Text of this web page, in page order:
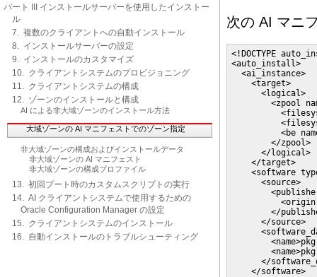
パート III インストールサーバーを使用したインストー
ル
7. 複数のクライアントへの自動インストール
8. インストールサーバーの設定
9. インストールのカスタマイズ
10. クライアントシステムのプロビジョニング
11. クライアントシステムの構成
12. ゾーンのインストールと構成
AI による非大域ゾーンのインストール方法
大域ゾーンの AI マニフェストでのゾーン指定
非大域ゾーンの構成およびインストールデータ
非大域ゾーンの AI マニフェスト
非大域ゾーンの構成プロファイル
13. 初回ブート時のカスタムスクリプトの実行
14. AI クライアントシステムで使用するための
Oracle Configuration Manager の設定
15. クライアントシステムのインストール
16. 自動インストールのトラブルシューティング
次の AI マニ
<!DOCTYPE
<auto_install>
  <ai_instance>
    <target>
      <logical>
<zpool
<be
        </zpool>
      </logical>
    </target>
<software
      <source>
</
      </source>
</
    </software>